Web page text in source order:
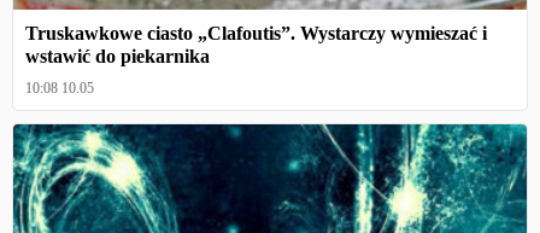
Truskawkowe ciasto „Clafoutis”. Wystarczy wymieszać i
wstawić do piekarnika
10:08 10.05